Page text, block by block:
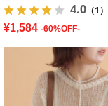
4.0 （1）
¥1,584 -60%OFF-